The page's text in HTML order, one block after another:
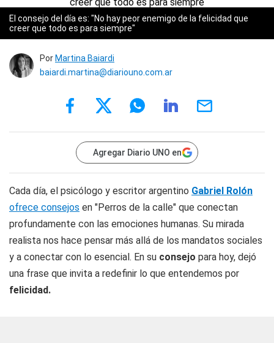
El consejo del día es: "No hay peor enemigo de la felicidad que
creer que todo es para siempre"
Por Martina Baiardi
baiardi.martina@diariouno.com.ar
Agregar Diario UNO en
Cada día, el psicólogo y escritor argentino Gabriel Rolón
ofrece consejos en "Perros de la calle" que conectan
profundamente con las emociones humanas. Su mirada
realista nos hace pensar más allá de los mandatos sociales
y a conectar con lo esencial. En su consejo para hoy, dejó
una frase que invita a redefinir lo que entendemos por
felicidad.